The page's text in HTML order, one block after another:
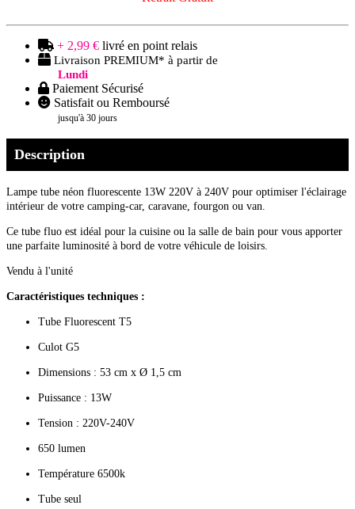
+ 2,99 € livré en point relais
Livraison PREMIUM* à partir de
Lundi
Paiement Sécurisé
Satisfait ou Remboursé
jusqu'à 30 jours
Description
Lampe tube néon fluorescente 13W 220V à 240V pour optimiser l'éclairage
intérieur de votre camping-car, caravane, fourgon ou van.
Ce tube fluo est idéal pour la cuisine ou la salle de bain pour vous apporter
une parfaite luminosité à bord de votre véhicule de loisirs.
Vendu à l'unité
Caractéristiques techniques :
Tube Fluorescent T5
Culot G5
Dimensions : 53 cm x Ø 1,5 cm
Puissance : 13W
Tension : 220V-240V
650 lumen
Température 6500k
Tube seul